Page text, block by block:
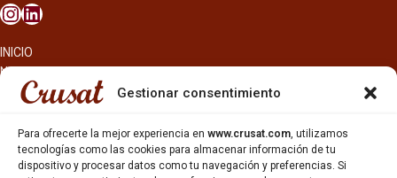
Gestionar consentimiento
Para ofrecerte la mejor experiencia en www.crusat.com, utilizamos
tecnologías como las cookies para almacenar información de tu
dispositivo y procesar datos como tu navegación y preferencias. Si
INICIO
NOSOTROS
CERVEZAS
OTROS PRODUCTOS
REPARTO EN BARCELONA
HOSTELERÍA Y PEQUEÑA ALIMENTACIÓN